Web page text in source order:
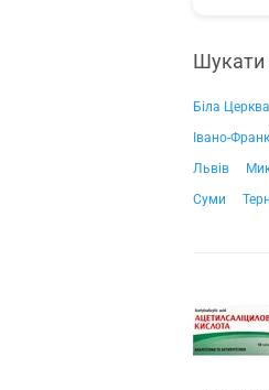
Шукати
Біла Церква
Івано-
Львів
Суми